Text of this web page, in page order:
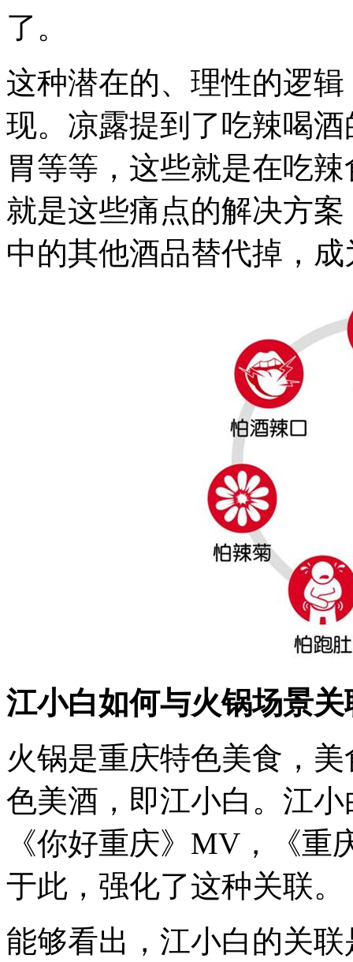
了。
这种潜在的、理性的逻
现。凉露提到了吃辣喝
胃等等，这些就是在吃
就是这些痛点的解决方
中的其他酒品替代掉，
江小白如何与火锅场景关
火锅是重庆特色美食，
色美酒，即江小白。江
《你好重庆》MV，《
于此，强化了这种关联。
能够看出，江小白的关